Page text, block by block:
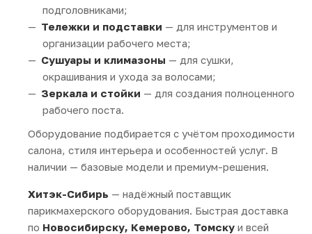
подголовниками;
Тележки и подставки — для инструментов и
организации рабочего места;
Сушуары и климазоны — для сушки,
окрашивания и ухода за волосами;
Зеркала и стойки — для создания полноценного
рабочего поста.
Оборудование подбирается с учётом проходимости
салона, стиля интерьера и особенностей услуг. В
наличии — базовые модели и премиум-решения.
Хитэк-Сибирь — надёжный поставщик
парикмахерского оборудования. Быстрая доставка
по Новосибирску, Кемерово, Томску и всей